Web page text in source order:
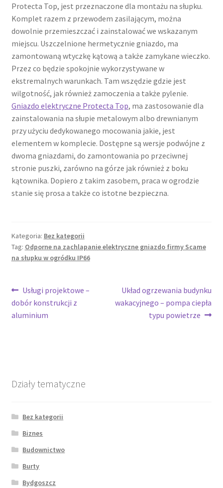
Protecta Top, jest przeznaczone dla montażu na słupku.
Komplet razem z przewodem zasilającym, można
dowolnie przemieszczać i zainstalować we wskazanym
miejscu. Uszczelnione hermetycznie gniazdo, ma
zamontowaną wtyczkę kątową a także zamykane wieczko.
Przez co będzie spokojnie wykorzystywane w
ekstremalnych warunkach. Tam wszędzie gdzie jest
wilgotność, jak również zamoczenia a także pylenie.
Gniazdo elektryczne Protecta Top, ma zastosowanie dla
zainstalowania na słupie metalowym albo drewnianym
przy użyciu dedykowanego mocowania jakie, jest
elementem w komplecie. Dostępne są wersje podwójne z
dwoma gniazdami, do zamontowania po przeciwnej
stronie puszki, zarówno na górze jak również z boku
kątownika. Dopiero z takim zasobem, praca w ogrodzie
stanie się prosa a także co istotne bezpieczna.
Kategoria: Bez kategorii
Tag: Odporne na zachlapanie elektryczne gniazdo firmy Scame
na słupku w ogródku IP66
Nawigacja
wpisu
Poprzedni
wpis:
Usługi projektowe –
dobór konstrukcji z
aluminium
Następny
wpis:
Układ ogrzewania budynku
wakacyjnego – pompa ciepła
typu powietrze
Działy tematyczne
Bez kategorii
Biznes
Budownictwo
Burty
Bydgoszcz